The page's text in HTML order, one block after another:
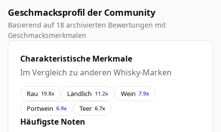
Geschmacksprofil der Community
Basierend auf 18 archivierten Bewertungen mit
Geschmacksmerkmalen
Charakteristische Merkmale
Im Vergleich zu anderen Whisky-Marken
Rau 19.8x Ländlich 11.2x Wein 7.9x
Portwein 6.9x Teer 6.7x
Häufigste Noten